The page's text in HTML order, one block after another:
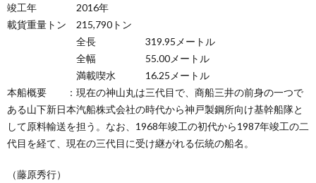
竣工年 2016年
載貨重量トン 215,790トン
全長 319.95メートル
全幅 55.00メートル
満載喫水 16.25メートル
本船概要 ：現在の神山丸は三代目で、商船三井の前身の一つで
ある山下新日本汽船株式会社の時代から神戸製鋼所向け基幹船隊と
して原料輸送を担う。なお、1968年竣工の初代から1987年竣工の二
代目を経て、現在の三代目に受け継がれる伝統の船名。
（藤原秀行）